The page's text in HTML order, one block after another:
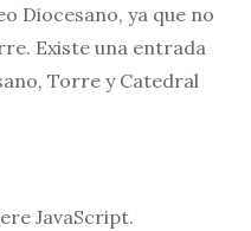
Diocesano, ya que no
Existe una entrada
Torre y Catedral
JavaScript.